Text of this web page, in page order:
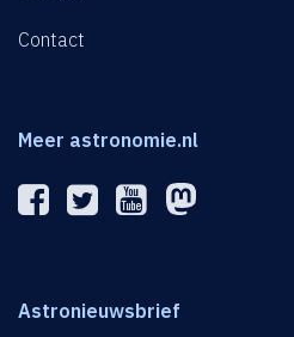
Contact
Meer astronomie.nl
Astronieuwsbrief